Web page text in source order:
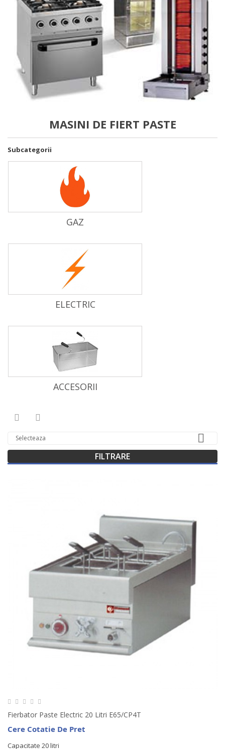
MASINI DE FIERT PASTE
Subcategorii
GAZ
ELECTRIC
ACCESORII
 
Selecteaza 
FILTRARE
Fierbator Paste Electric 20 Litri E65/CP4T
Cere Cotatie De Pret
Capacitate 20 litri